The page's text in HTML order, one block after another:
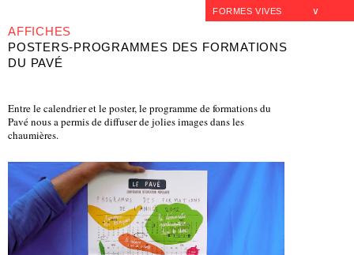
AFFICHES
POSTERS-PROGRAMMES DES FORMATIONS
DU PAVÉ
Entre le calendrier et le poster, le programme de formations du
Pavé nous a permis de diffuser de jolies images dans les
chaumières.
FORMES VIVES ∨